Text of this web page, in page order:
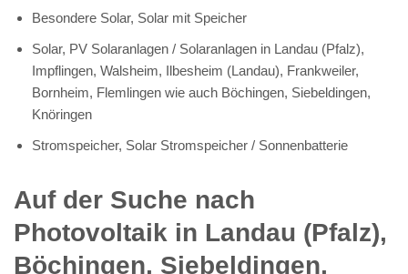
Besondere Solar, Solar mit Speicher
Solar, PV Solaranlagen / Solaranlagen in Landau (Pfalz),
Impflingen, Walsheim, Ilbesheim (Landau), Frankweiler,
Bornheim, Flemlingen wie auch Böchingen, Siebeldingen,
Knöringen
Stromspeicher, Solar Stromspeicher / Sonnenbatterie
Auf der Suche nach
Photovoltaik in Landau (Pfalz),
Böchingen, Siebeldingen,